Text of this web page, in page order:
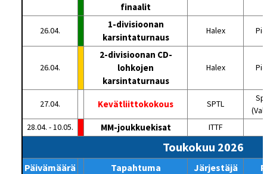
finaalit
26.04.
1-divisioonan
karsintaturnaus
Halex
26.04.
2-divisioonan CD-
lohkojen
karsintaturnaus
Halex
27.04. Kevätliittokokous SPTL
28.04. - 10.05.
MM-joukkuekisat ITTF
Toukokuu 2026
Päivämäärä Tapahtuma Järjestäjä